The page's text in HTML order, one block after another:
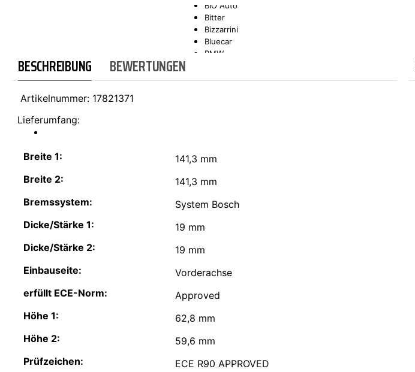
SONAX
BIO Auto
Bitter
Bizzarrini
Bluecar
BMW
Carbodies
Caterham
Chatenet
Comarth
Dacia
DAF
Daimler
De Lorean
BESCHREIBUNG BEWERTUNGEN
Artikelnummer: 17821371
Lieferumfang:
Breite 1:
141,3 mm
Breite 2:
141,3 mm
Bremssystem:
System Bosch
Dicke/Stärke 1:
19 mm
Dicke/Stärke 2:
19 mm
Einbauseite:
Vorderachse
erfüllt ECE-Norm:
Approved
Höhe 1:
62,8 mm
Höhe 2:
59,6 mm
Prüfzeichen:
ECE R90 APPROVED